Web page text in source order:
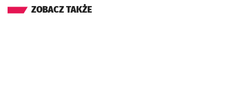
ZOBACZ TAKŻE